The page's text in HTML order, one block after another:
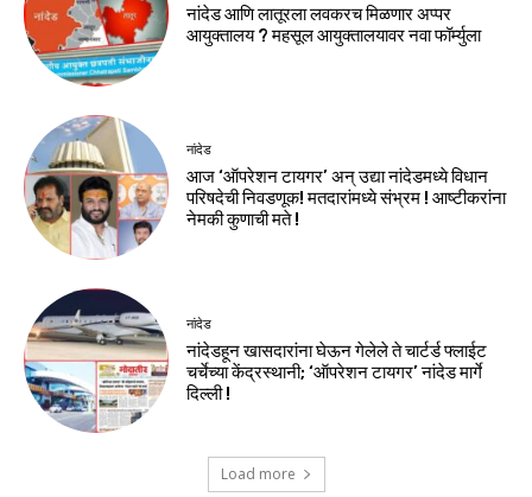
नांदेड आणि लातूरला लवकरच मिळणार अप्पर
आयुक्तालय ? महसूल आयुक्तालयावर नवा फॉर्म्युला
नांदेड
आज ‘ऑपरेशन टायगर’ अन् उद्या नांदेडमध्ये विधान
परिषदेची निवडणूक! मतदारांमध्ये संभ्रम ! आष्टीकरांना
नेमकी कुणाची मते !
नांदेड
नांदेडहून खासदारांना घेऊन गेलेले ते चार्टर्ड फ्लाईट
चर्चेच्या केंद्रस्थानी; ‘ऑपरेशन टायगर’ नांदेड मार्गे
दिल्ली !
Load more